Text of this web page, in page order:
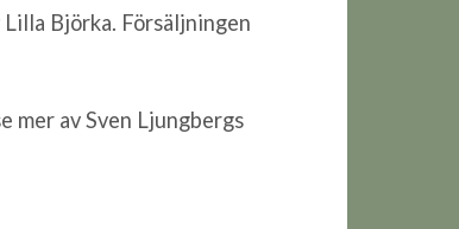
Björka. Försäljningen
mer av Sven Ljungbergs